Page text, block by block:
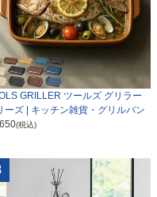
GRILLER ツールズ グリラー
ーズ | キッチン雑貨・グリルパン
(税込)